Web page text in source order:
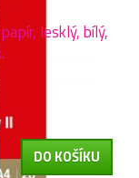
lesklý, bílý,
DO KOŠÍKU